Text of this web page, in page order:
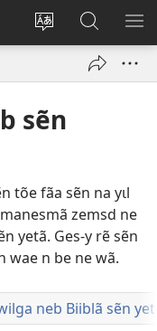
Toeem-
Pak-
nouvelle
Bao-
y
bũmb
Y
sẽn
tõe fãa sẽn na yɩl
zemsd ne
yetã. Ges-y rẽ sẽn
wae n be ne wã.
neb Biiblã sẽn